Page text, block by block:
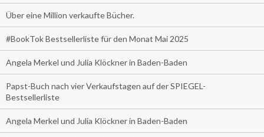
Über eine Million verkaufte Bücher.
#BookTok Bestsellerliste für den Monat Mai 2025
Angela Merkel und Julia Klöckner in Baden-Baden
Papst-Buch nach vier Verkaufstagen auf der SPIEGEL-
Bestsellerliste
Angela Merkel und Julia Klöckner in Baden-Baden